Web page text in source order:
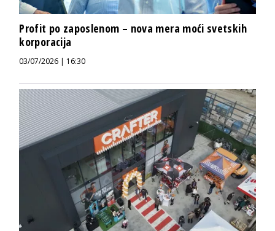
Profit po zaposlenom – nova mera moći svetskih
korporacija
03/07/2026 | 16:30